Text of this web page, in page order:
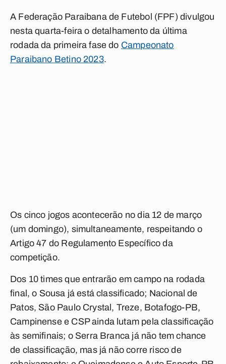
A Federação Paraibana de Futebol (FPF) divulgou
nesta quarta-feira o detalhamento da última
rodada da primeira fase do Campeonato
Paraibano Betino 2023.
Os cinco jogos acontecerão no dia 12 de março
(um domingo), simultaneamente, respeitando o
Artigo 47 do Regulamento Específico da
competição.
Dos 10 times que entrarão em campo na rodada
final, o Sousa já está classificado; Nacional de
Patos, São Paulo Crystal, Treze, Botafogo-PB,
Campinense e CSP ainda lutam pela classificação
às semifinais; o Serra Branca já não tem chance
de classificação, mas já não corre risco de